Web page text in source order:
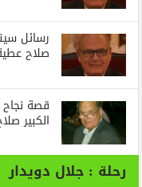
صلاح
قصة
الكبير
رحلة : جلال دويدار